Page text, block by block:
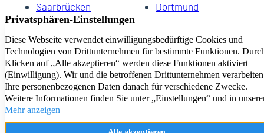
Saarbrücken
Dortmund
Hannover
Dresden
Kiel
Wuppertal
Bremen